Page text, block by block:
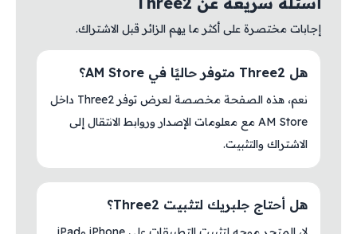
إجابات مختصرة على أكثر ما يهم الزائر قبل الاشتراك.
هل Three2 متوفر حاليًا في AM Store؟
نعم، هذه الصفحة مخصصة لعرض توفر Three2 داخل
AM Store مع معلومات الإصدار وروابط الانتقال إلى
الاشتراك والتثبيت.
هل أحتاج جلبريك لتثبيت Three2؟